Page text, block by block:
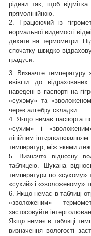
рідини так, щоб
прямолінійною.
2. Працюючий із
нормальної видимості
дихати на термометри.
спочатку швидко
градуси.
3. Визначте температуру
ввівши до
наведені в паспорті на
«сухому» та
через алгебру складки.
4. Якщо немає паспорта
«сухим» і
лінійним
температур, між якими
5. Визначте відносну
таблицею. Шукана
температури по «сухому»
«сухий» і «зволоженому»
6. Якщо немає в таблиці
«зволоженим»
застосовуйте
Якщо немає в таблиці
визначення вологості